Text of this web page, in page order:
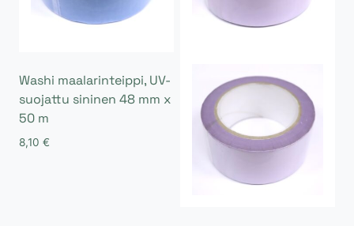
Washi maalarinteippi, UV-
suojattu sininen 48 mm x
50 m
8,10 €